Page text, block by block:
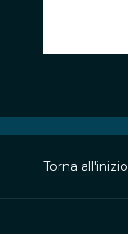
Torna all'inizio